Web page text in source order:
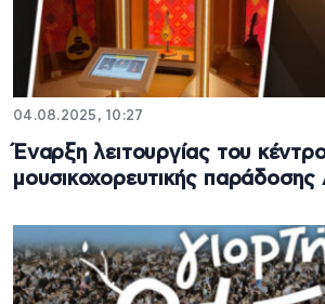
04.08.2025, 10:27
Έναρξη λειτουργίας του
μουσικοχορευτικής